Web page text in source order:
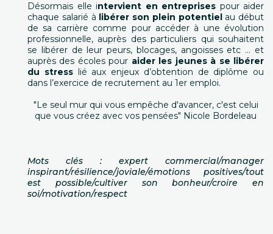
Désormais elle intervient en entreprises pour aider
chaque salarié à libérer son plein potentiel au début
de sa carrière comme pour accéder à une évolution
professionnelle, auprès des particuliers qui souhaitent
se libérer de leur peurs, blocages, angoisses etc … et
auprès des écoles pour aider les jeunes à se libérer
du stresslié aux enjeux d’obtention de diplôme ou
dans l’exercice de recrutement au 1er emploi.
"Le seul mur qui vous empêche d'avancer, c'est celui
que vous créez avec vos pensées" Nicole Bordeleau
Mots clés : expert commercial/manager
inspirant/résilience/joviale/émotions positives/tout
est possible/cultiver son bonheur/croire en
soi/motivation/respect